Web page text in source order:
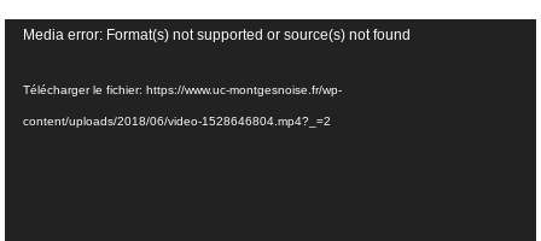
Lecteur
Media error: Format(s) not supported or source(s) not found
Télécharger le fichier: https://www.uc-montgesnoise.fr/wp-
content/uploads/2018/06/video-1528646804.mp4?_=2